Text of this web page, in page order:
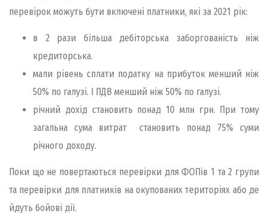
перевірок можуть бути включені платники, які за 2021 рік:
в 2 рази більша дебіторська заборгованість ніж
кредиторська.
мали рівень сплати податку на прибуток менший ніж
50% по галузі. І ПДВ менший ніж 50% по галузі.
річний дохід становить понад 10 млн грн. При тому
загальна сума витрат становить понад 75% суми
річного доходу.
Поки що не повертаються перевірки для ФОПів 1 та 2 групи
та перевірки для платників на окупованих територіях або де
йдуть бойові дії.